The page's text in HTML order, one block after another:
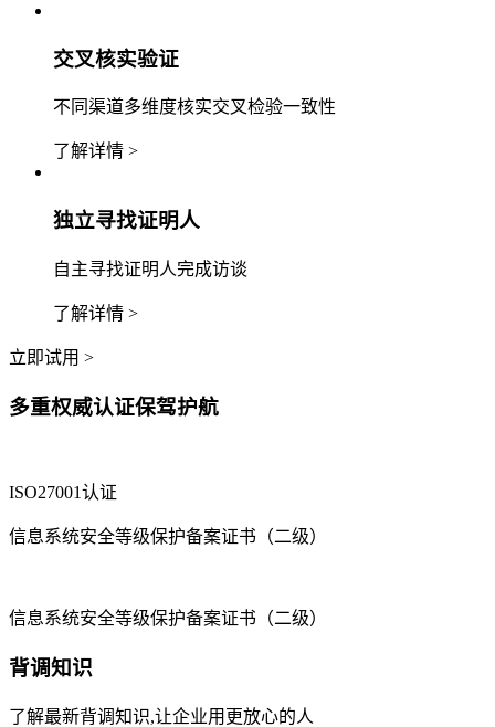
交叉核实验证
不同渠道多维度核实交叉检验一致性
了解详情 >
独立寻找证明人
自主寻找证明人完成访谈
了解详情 >
立即试用 >
多重权威认证保驾护航
ISO27001认证
信息系统安全等级保护备案证书（二级）
信息系统安全等级保护备案证书（二级）
背调知识
了解最新背调知识,让企业用更放心的人